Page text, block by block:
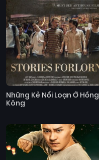
Những Kẻ Nổi Loạn Ở Hồng
Kông